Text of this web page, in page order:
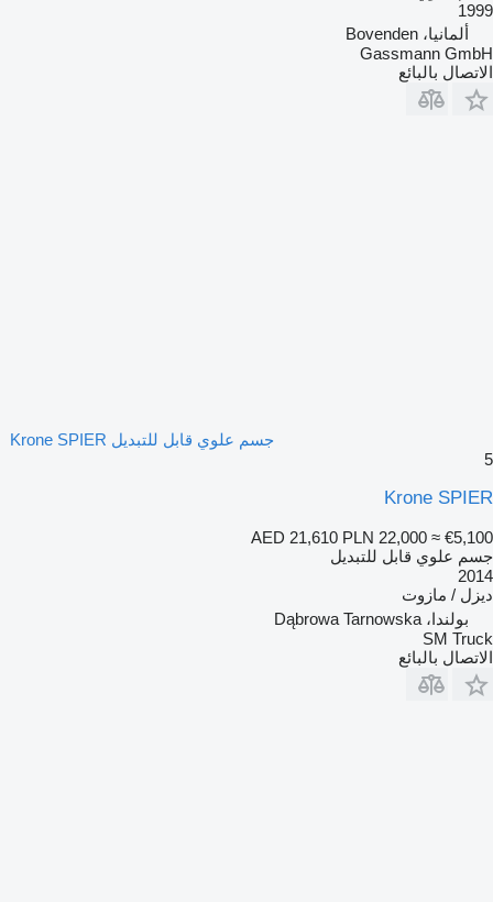
1999
ألمانيا، Bovenden
Gassmann GmbH
الاتصال بالبائع
جسم علوي قابل للتبديل Krone SPIER
5
Krone SPIER
AED 21,610 PLN 22,000 ≈ €5,100
جسم علوي قابل للتبديل
2014
ديزل / مازوت
بولندا، Dąbrowa Tarnowska
SM Truck
الاتصال بالبائع